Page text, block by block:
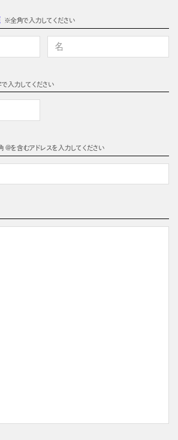
※全角で入力してください
入力してください
@を含むアドレスを入力してください